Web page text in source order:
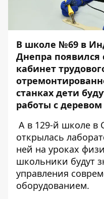
В школе №69 в
Днепра
кабинет
станках дети
работы с
А в 129-й школе в
открылась
ней на уроках
школьники будут
управления
оборудованием.